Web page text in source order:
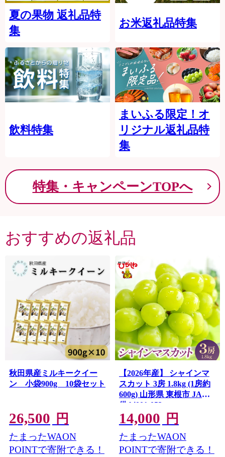
夏の果物 返礼品特
集
お米返礼品特集
飲料特集
まいふる限定！オ
リジナル返礼品特
集
特集・キャンペーンTOPへ
おすすめの返礼品
秋田県産ミルキークイー
ン 小袋900g 10袋セット
26,500 円
たまったWAON
POINTで寄附できる！
【2026年産】 シャインマ
スカット 3房 1.8kg (1房約
600g) 山形県 東根市 JA提
供 hi001-052
14,000 円
たまったWAON
POINTで寄附できる！